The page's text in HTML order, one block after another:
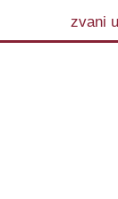
zvani